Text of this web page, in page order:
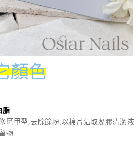
顏色
脂
磨甲型, 去除餘粉,以棉片沾取凝膠清潔液
物.